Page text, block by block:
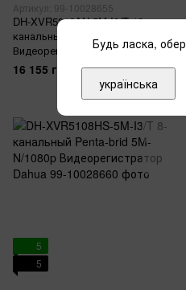
Артикул: 99-10028655
DH-XVR5216AN-5M-I3/T 16-
канальный Penta-brid 5MP
Видеорегистратор Dahua
16 155 грн
5
5
Будь ласка,
українська